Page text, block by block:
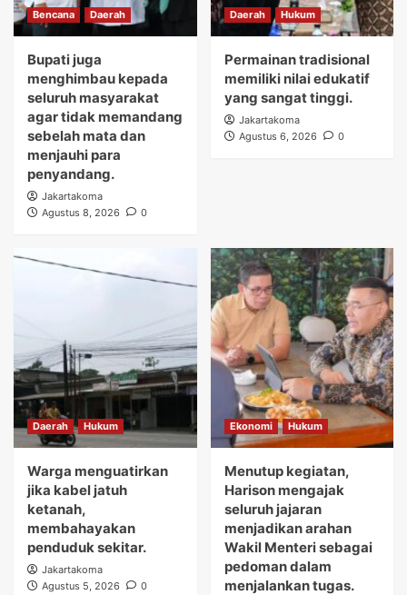
Bencana Daerah
Bupati juga
menghimbau kepada
seluruh masyarakat
agar tidak memandang
sebelah mata dan
menjauhi para
penyandang.
Jakartakoma
Agustus 8, 2026
0
Daerah Hukum
Permainan tradisional
memiliki nilai edukatif
yang sangat tinggi.
Jakartakoma
Agustus 6, 2026
0
Daerah Hukum
Warga menguatirkan
jika kabel jatuh
ketanah,
membahayakan
penduduk sekitar.
Jakartakoma
Agustus 5, 2026
0
Ekonomi Hukum
Menutup kegiatan,
Harison mengajak
seluruh jajaran
menjadikan arahan
Wakil Menteri sebagai
pedoman dalam
menjalankan tugas.